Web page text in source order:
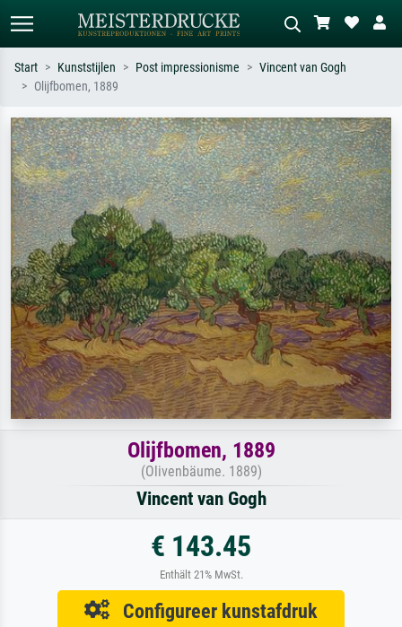
Zoek op kunstenaar, titel of stijl – bijv.
Monet, Sterrennacht, impressionisme,
Hokusai-golf, naakt.
Beschrijf de scène – bijv. groene
weide, abstract met veel rood, donker
olieverfschilderij, staand naakt naast
een boom.
Start Kunststijlen Post impressionisme
Vincent van Gogh
Olijfbomen, 1889
Olijfbomen, 1889
(Olivenbäume. 1889)
Vincent van Gogh
€ 143.45
Enthält 21% MwSt.
Configureer kunstafdruk